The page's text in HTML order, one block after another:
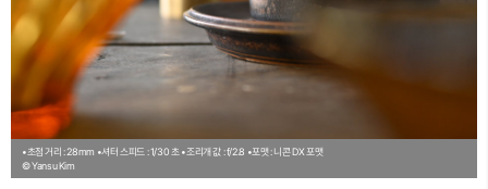
•초점 거리 : 28mm •셔터 스피드 : 1/30 초 •조리개 값 : f/2.8 •포맷 : 니콘 DX 포맷
© Yansu Kim